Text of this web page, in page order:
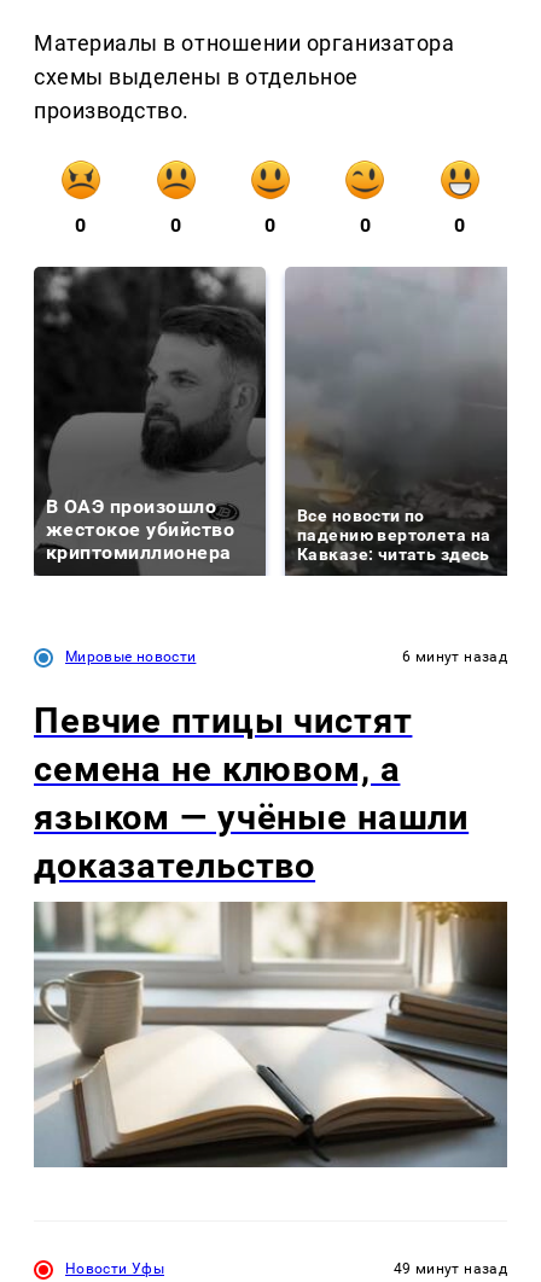
Материалы в отношении организатора
схемы выделены в отдельное
производство.
0 0 0 0 0
В ОАЭ произошло
жестокое убийство
криптомиллионера
Все новости по
падению вертолета на
Кавказе: читать здесь
Мировые новости 6 минут назад
Певчие птицы чистят
семена не клювом, а
языком — учёные нашли
доказательство
Новости Уфы 49 минут назад